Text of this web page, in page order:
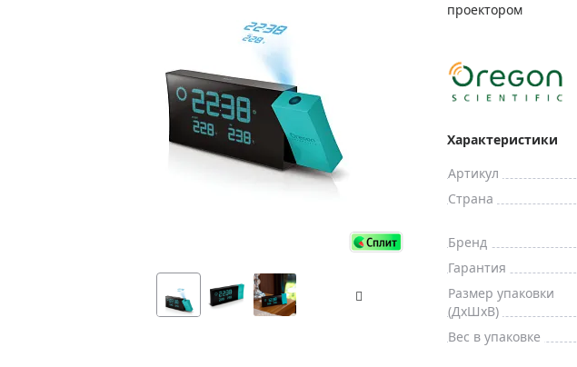
Фотогаджеты
Метеостанции, барометры, часы
Discovery (Дискавери)
Подарки
Хиты продаж
Распродажа оптики по специальным
проектором
Характеристики
Артикул
Страна
Бренд
Гарантия
Размер упаковки
(ДxШxВ)
Вес в упаковке